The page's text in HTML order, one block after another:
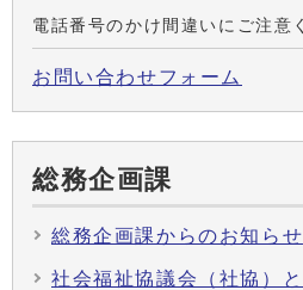
電話番号のかけ間違いにご注意
お問い合わせフォーム
総務企画課
総務企画課からのお知らせ
社会福祉協議会（社協）